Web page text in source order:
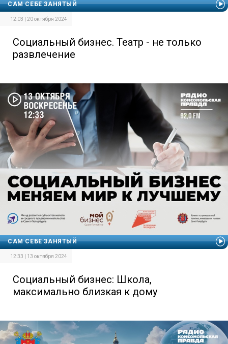
САМ СЕБЕ ЗАНЯТЫЙ
12:03 | 20 октября 2024
Социальный бизнес. Театр - не только
развлечение
САМ СЕБЕ ЗАНЯТЫЙ
12:33 | 13 октября 2024
Социальный бизнес: Школа,
максимально близкая к дому